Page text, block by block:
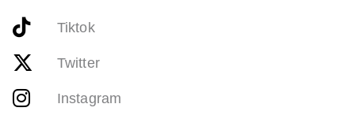
Tiktok
Twitter
Instagram